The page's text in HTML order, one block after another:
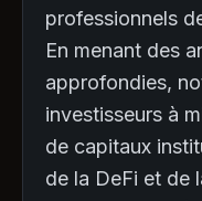
professionnels
En menant des
approfondies,
investisseurs à
de capitaux
de la DeFi et de